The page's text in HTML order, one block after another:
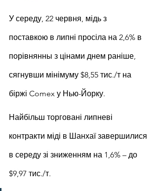
У середу, 22 червня, мідь з
поставкою в липні просіла на 2,6% в
порівнянны з цінами днем ​​раніше,
сягнувши мінімуму $8,55 тис./т на
біржі Comex у Нью-Йорку.
Найбільш торговані липневі
контракти міді в Шанхаї завершилися
в середу зі зниженням на 1,6% – до
$9,97 тис./т.